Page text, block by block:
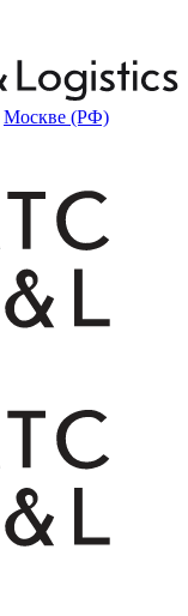
Москве (РФ)